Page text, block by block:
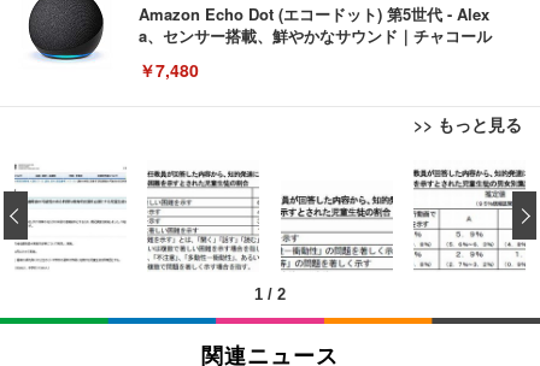
Amazon Echo Dot (エコードット) 第5世代 - Alex
a、センサー搭載、鮮やかなサウンド｜チャコール
￥7,480
>> もっと見る
[EdoErgo] オフィスチェア 椅子 テレワーク 疲れな
い 跳ね上げ式アームレスト コンパクト 約105度ロッ
キング pc 事務椅子 360度回転 座面昇降 強化ナイロ
ン樹脂ベース 通気性メッシュ 在宅ワーク H-WY01
(黒網+黒枠+黒足)
￥5,699
SIHOO B100 オフィスチェア／デスクチェア メッシ
ュチェア 人間工学 疲れない ブラック
EIZO ビジネス向けプレミアムモニター | FlexScan
EV3240X-WT | 31.5型4K UHD・USB Type-C・ホワ
イト
￥105,595
EIZO ビジネス向けプレミアムモニター | FlexScan
Amazonベーシック ペットシーツ 薄型 レギュラー 1
回使い捨て 無香料 ホワイト 300枚
￥3,373
Amazonベーシック ペットシーツ 厚型 ワイド 42枚
x2袋(84枚) ホワイト(吸収面:ライトブルー)
1 / 2
‹
関連ニュース